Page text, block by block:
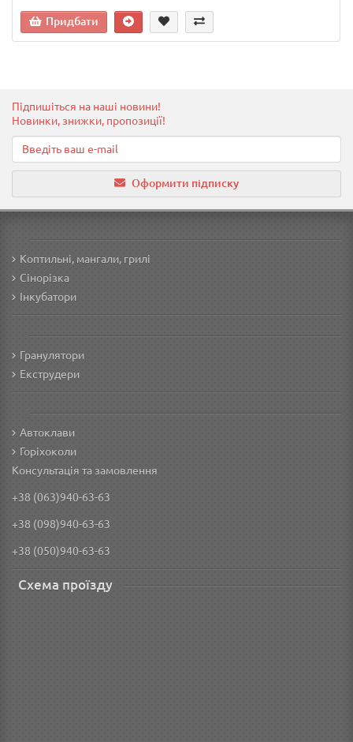
Придбати
Підпишіться на наші новини!
Новинки, знижки, пропозиції!
Оформити підписку
Коптильні, мангали, грилі
Сінорізка
Інкубатори
Гранулятори
Екструдери
Автоклави
Горіхоколи
Консультація та замовлення
+38 (063)940-63-63
+38 (098)940-63-63
+38 (050)940-63-63
Схема проїзду